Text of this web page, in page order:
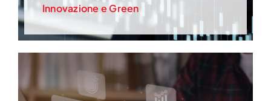
Innovazione e Green